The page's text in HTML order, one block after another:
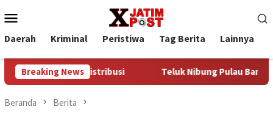
ke
kontenMobile
Daerah Kriminal Peristiwa Tag Berita Lainnya
Breaking News
Jalur Distribusi Teluk Nibung Pulau Banyak Bakal
Beranda Berita